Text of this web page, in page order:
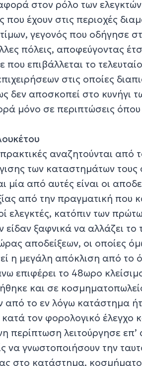
στον ρόλο των ελεγκτών
που έχουν στις περιοχές
γεγονός που οδήγησε
πόλεις, αποφεύγοντας
που επιβάλλεται το
στις οποίες
δεν αποσκοπεί στο κυνήγι
μόνο σε περιπτώσεις
αναζητούνται από
των καταστημάτων
μία από αυτές είναι οι
από την πραγματική που
ελεγκτές, κατόπιν των
ξαφνικά να αλλάζει το
αποδείξεων, οι οποίες
η μεγάλη απόκλιση από το
επιφέρει το 48ωρο
και σε
από το εν λόγω κατάστημα
τον φορολογικό έλεγχο
περίπτωση λειτούργησε
να γνωστοποιήσουν την
στο κατάστημα,